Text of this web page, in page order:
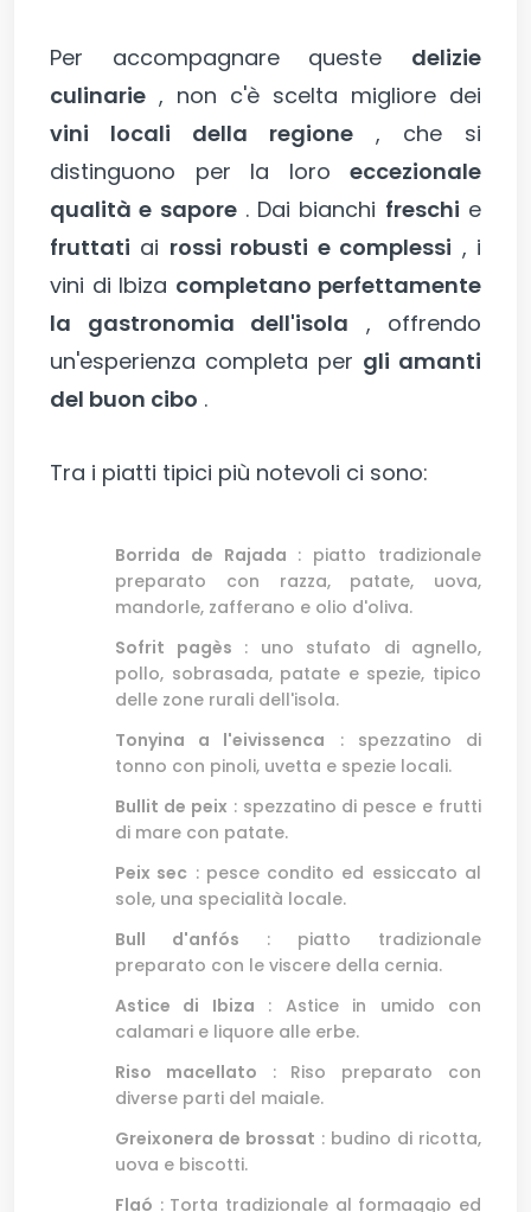
Per accompagnare queste delizie
culinarie , non c'è scelta migliore dei
vini locali della regione , che si
distinguono per la loro eccezionale
qualità e sapore. Dai bianchi freschi e
fruttati ai rossi robusti e complessi , i
vini di Ibiza completano perfettamente
la gastronomia dell'isola , offrendo
un'esperienza completa per gli amanti
del buon cibo .
Tra i piatti tipici più notevoli ci sono:
Borrida de Rajada : piatto tradizionale
preparato con razza, patate, uova,
mandorle, zafferano e olio d'oliva.
Sofrit pagès : uno stufato di agnello,
pollo, sobrasada, patate e spezie, tipico
delle zone rurali dell'isola.
Tonyina a l'eivissenca : spezzatino di
tonno con pinoli, uvetta e spezie locali.
Bullit de peix : spezzatino di pesce e frutti
di mare con patate.
Peix sec : pesce condito ed essiccato al
sole, una specialità locale.
Bull d'anfós : piatto tradizionale
preparato con le viscere della cernia.
Astice di Ibiza : Astice in umido con
calamari e liquore alle erbe.
Riso macellato : Riso preparato con
diverse parti del maiale.
Greixonera de brossat : budino di ricotta,
uova e biscotti.
Flaó : Torta tradizionale al formaggio ed